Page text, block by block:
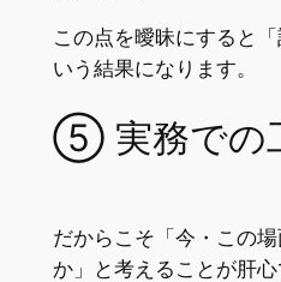
この点を曖昧にすると
いう結果になります。
⑤ 実務での
だからこそ「今・この
か」と考えることが肝心